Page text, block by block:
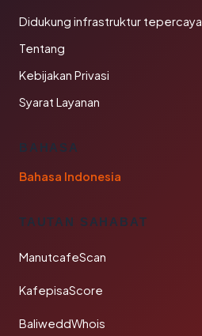
Didukung infrastruktur tepercaya
Tentang
Kebijakan Privasi
Syarat Layanan
BAHASA
Bahasa Indonesia
TAUTAN SAHABAT
ManutcafeScan
KafepisaScore
BaliweddWhois